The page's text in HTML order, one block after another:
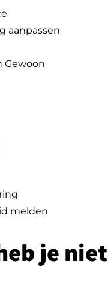
aanpassen
Gewoon
melden
je niet